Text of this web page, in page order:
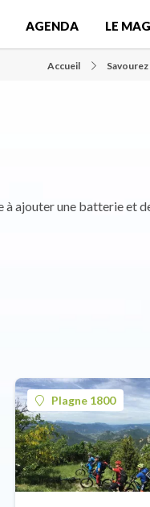
AGENDA LE
Accueil
ajouter une batterie et
Plagne 1800